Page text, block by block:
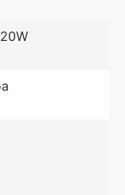
trợ hàng loạt
nghệ Auto
20W